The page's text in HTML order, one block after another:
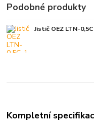
Podobné produkty
Jistič OEZ LTN-
Kompletní